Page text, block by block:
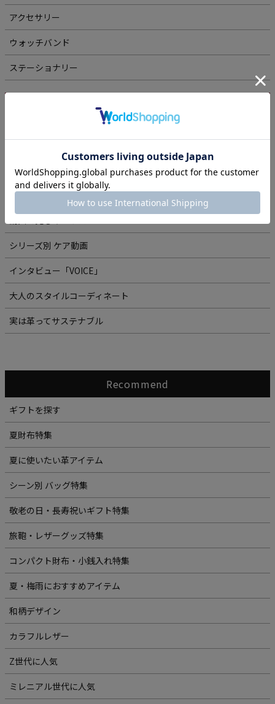
アクセサリー
ウォッチバンド
ステーショナリー
シリーズから探す
読み物
シリーズ別 ケア動画
インタビュー「VOICE」
大人のスタイルコーディネート
実は革ってサステナブル
Recommend
ギフトを探す
夏財布特集
夏に使いたい革アイテム
シーン別 バッグ特集
敬老の日・長寿祝いギフト特集
旅鞄・レザーグッズ特集
コンパクト財布・小銭入れ特集
夏・梅雨におすすめアイテム
和柄デザイン
カラフルレザー
Z世代に人気
ミレニアル世代に人気